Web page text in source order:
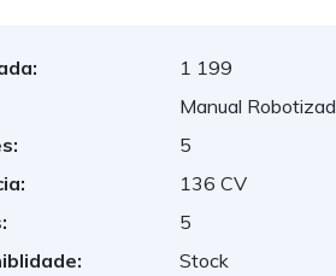
1 199
Manual
5
136 CV
5
Stock